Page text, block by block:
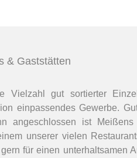
& Gaststätten
Vielzahl gut sortierter
einpassendes Gewerbe.
angeschlossen ist Meißens
unserer vielen
für einen unterhaltsamen